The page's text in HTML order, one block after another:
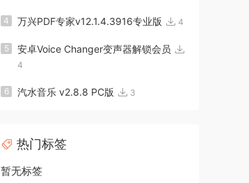
4 万兴PDF专家v12.1.4.3916专业版 4
5 安卓Voice Changer变声器解锁会员
4
6 汽水音乐 v2.8.8 PC版 3
热门标签
暂无标签